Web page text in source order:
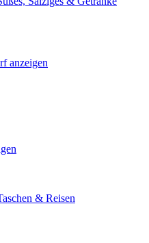
anzeigen
& Reisen